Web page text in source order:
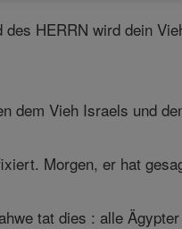
des HERRN wird dein
dem Vieh Israels und
Morgen, er hat
tat dies : alle